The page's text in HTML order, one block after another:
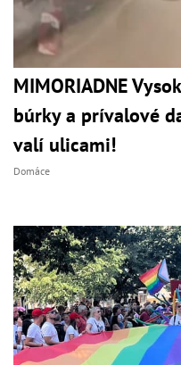
MIMORIADNE
búrky a prívalové
valí ulicami!
Domáce